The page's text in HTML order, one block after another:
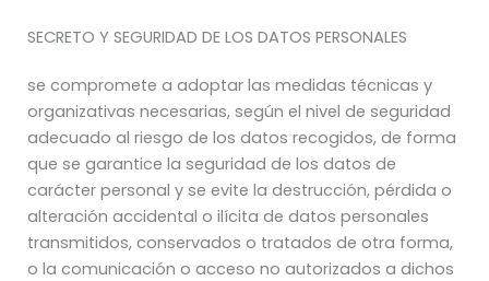
SECRETO Y SEGURIDAD DE LOS DATOS PERSONALES
se compromete a adoptar las medidas técnicas y
organizativas necesarias, según el nivel de seguridad
adecuado al riesgo de los datos recogidos, de forma
que se garantice la seguridad de los datos de
carácter personal y se evite la destrucción, pérdida o
alteración accidental o ilícita de datos personales
transmitidos, conservados o tratados de otra forma,
o la comunicación o acceso no autorizados a dichos